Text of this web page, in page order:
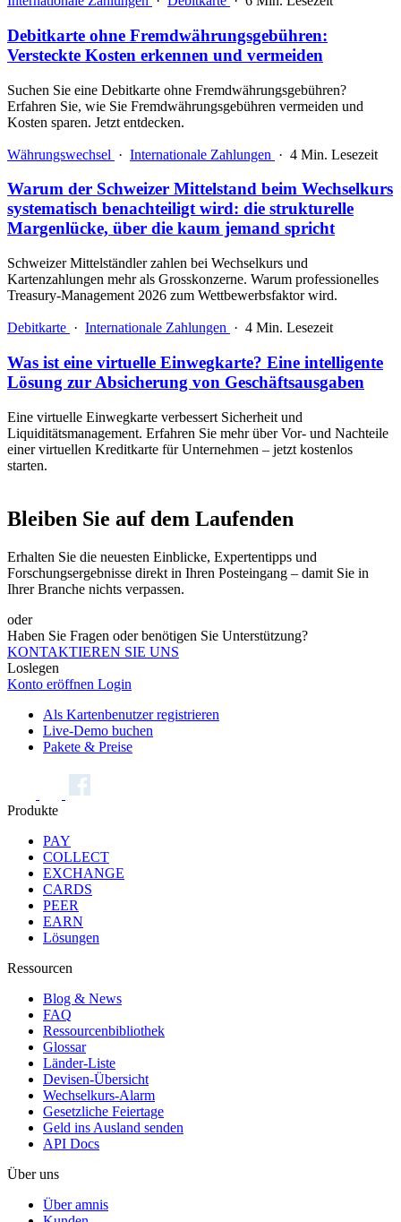
Debitkarte ohne Fremdwährungsgebühren:
Versteckte Kosten erkennen und vermeiden
Suchen Sie eine Debitkarte ohne Fremdwährungsgebühren?
Erfahren Sie, wie Sie Fremdwährungsgebühren vermeiden und
Kosten sparen. Jetzt entdecken.
Währungswechsel · Internationale Zahlungen · 4 Min. Lesezeit
Warum der Schweizer Mittelstand beim Wechselkurs
systematisch benachteiligt wird: die strukturelle
Margenlücke, über die kaum jemand spricht
Schweizer Mittelständler zahlen bei Wechselkurs und
Kartenzahlungen mehr als Grosskonzerne. Warum professionelles
Treasury-Management 2026 zum Wettbewerbsfaktor wird.
Debitkarte · Internationale Zahlungen · 4 Min. Lesezeit
Was ist eine virtuelle Einwegkarte? Eine intelligente
Lösung zur Absicherung von Geschäftsausgaben
Eine virtuelle Einwegkarte verbessert Sicherheit und
Liquiditätsmanagement. Erfahren Sie mehr über Vor- und Nachteile
einer virtuellen Kreditkarte für Unternehmen – jetzt kostenlos
starten.
Bleiben Sie auf dem Laufenden
Erhalten Sie die neuesten Einblicke, Expertentipps und
Forschungsergebnisse direkt in Ihren Posteingang – damit Sie in
Ihrer Branche nichts verpassen.
oder
Haben Sie Fragen oder benötigen Sie Unterstützung?
KONTAKTIEREN SIE UNS
Loslegen
Konto eröffnen Login
Als Kartenbenutzer registrieren
Live-Demo buchen
Pakete & Preise
Produkte
PAY
COLLECT
EXCHANGE
CARDS
PEER
EARN
Lösungen
Ressourcen
Blog & News
FAQ
Ressourcenbibliothek
Glossar
Länder-Liste
Devisen-Übersicht
Wechselkurs-Alarm
Gesetzliche Feiertage
Geld ins Ausland senden
API Docs
Über uns
Über amnis